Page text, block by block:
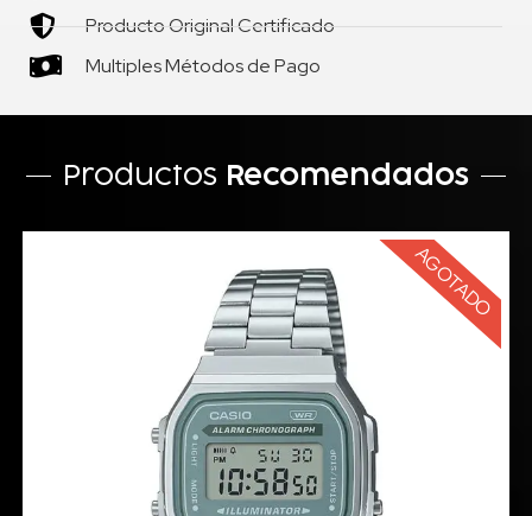
Producto Original Certificado
Multiples Métodos de Pago
Productos Recomendados
AGOTADO